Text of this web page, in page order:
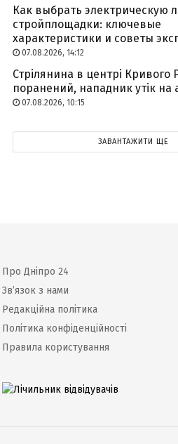
Как выбрать электрическую
стройплощадки: ключевые
характеристики и советы
07.08.2026, 14:12
Стрілянина в центрі Кривого
поранений, нападник утік на
07.08.2026, 10:15
ЗАВАНТАЖИТИ ЩЕ
Про Дніпро 24
Зв’язок з нами
Редакційна політика
Політика конфіденційності
Правила користування